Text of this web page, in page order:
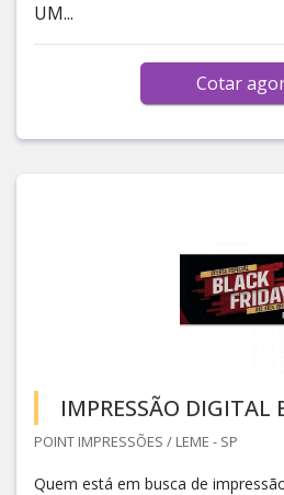
UM...
Cotar
IMPRESSÃO DIGITAL
POINT IMPRESSÕES / LEME - SP
Quem está em busca de